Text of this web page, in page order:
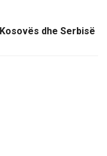
dhe Serbisë